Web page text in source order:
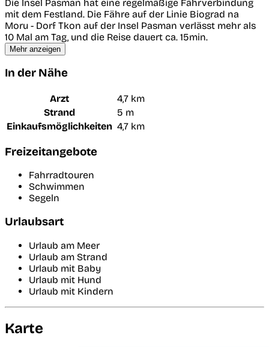
Die Insel Pasman hat eine regelmäßige Fährverbindung
mit dem Festland. Die Fähre auf der Linie Biograd na
Moru - Dorf Tkon auf der Insel Pasman verlässt mehr als
10 Mal am Tag, und die Reise dauert ca. 15min.
Mehr anzeigen
In der Nähe
Arzt
4,7 km
Strand
5 m
Einkaufsmöglichkeiten 4,7 km
Freizeitangebote
Fahrradtouren
Schwimmen
Segeln
Urlaubsart
Urlaub am Meer
Urlaub am Strand
Urlaub mit Baby
Urlaub mit Hund
Urlaub mit Kindern
Karte